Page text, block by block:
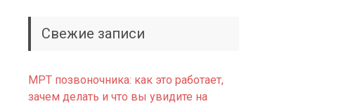
Свежие записи
МРТ позвоночника: как это работает,
зачем делать и что вы увидите на